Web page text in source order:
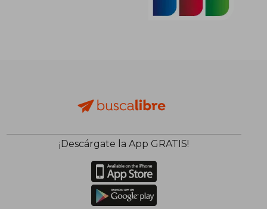
¡Descárgate la App GRATIS!